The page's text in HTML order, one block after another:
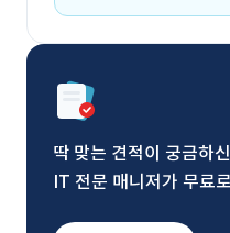
딱 맞는 견적이 궁금하
IT 전문 매니저가 무료